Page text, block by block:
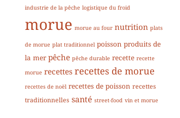
industrie de la pêche logistique du froid
morue morue au four nutrition plats
de morue plat traditionnel poisson produits de
la mer pêche pêche durable recette recette
morue recettes recettes de morue
recettes de noël recettes de poisson recettes
traditionnelles santé street-food vin et morue